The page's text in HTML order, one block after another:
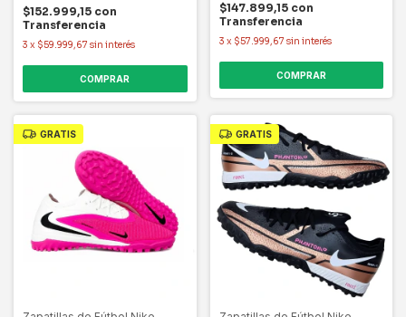
$152.999,15 con
Transferencia
3 x $59.999,67 sin interés
COMPRAR
$147.899,15 con
Transferencia
3 x $57.999,67 sin interés
COMPRAR
GRATIS GRATIS